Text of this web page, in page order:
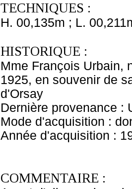
TECHNIQUES :
H. 00,135m ; L.
HISTORIQUE :
Mme François Urbain,
1925, en souvenir de
d'Orsay
Dernière provenance :
Mode d'acquisition :
Année d'acquisition :
COMMENTAIRE :